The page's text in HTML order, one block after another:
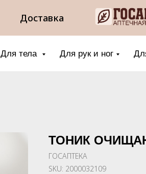
Доставка
Для тела Для рук и ног
ТОНИК
ГОСАПТЕКА
SKU: 2000032109